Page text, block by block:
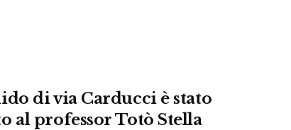
di via Carducci è stato
al professor Totò Stella